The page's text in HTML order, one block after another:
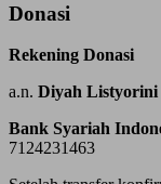
Donasi
Rekening Donasi
a.n. Diyah Listyorini
Bank Syariah
7124231463